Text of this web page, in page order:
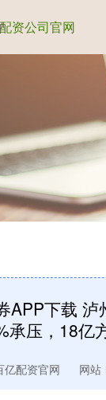
资公司官网
APP下载
承压，18亿
亿配资官网 网站